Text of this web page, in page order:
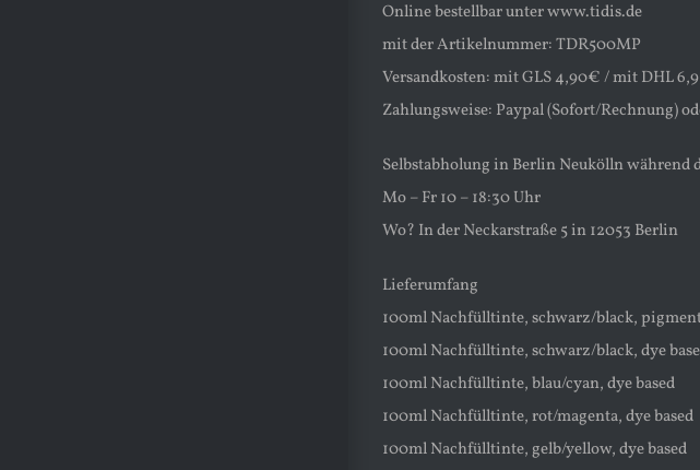
Online bestellbar unter www.tidis.de
mit der Artikelnummer: TDR500MP
Versandkosten: mit GLS 4,90€ / mit DHL
Zahlungsweise: Paypal (Sofort/Rechnung)
Selbstabholung in Berlin Neukölln während
Mo – Fr 10 – 18:30 Uhr
Wo? In der Neckarstraße 5 in 12053 Berlin
Lieferumfang
100ml Nachfülltinte, schwarz/black,
100ml Nachfülltinte, schwarz/black, dye
100ml Nachfülltinte, blau/cyan, dye based
100ml Nachfülltinte, rot/magenta, dye based
100ml Nachfülltinte, gelb/yellow, dye based